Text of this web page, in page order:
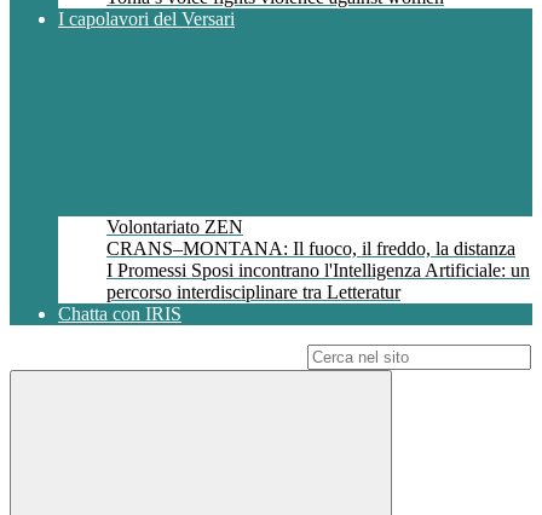
I capolavori del Versari
Volontariato ZEN
CRANS–MONTANA: Il fuoco, il freddo, la distanza
I Promessi Sposi incontrano l'Intelligenza Artificiale: un
percorso interdisciplinare tra Letteratur
Chatta con IRIS